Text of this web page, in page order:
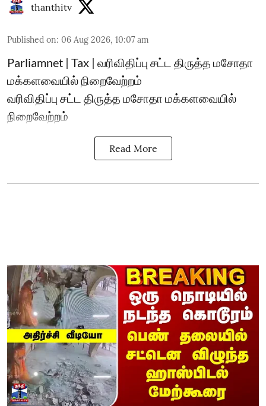
thanthitv
Published on: 06 Aug 2026, 10:07 am
Parliamnet | Tax | வரிவிதிப்பு சட்ட திருத்த மசோதா
மக்களவையில் நிறைவேற்றம்
வரிவிதிப்பு சட்ட திருத்த மசோதா மக்களவையில்
நிறைவேற்றம்
Read More